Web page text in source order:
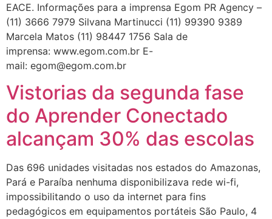
EACE. Informações para a imprensa Egom PR Agency –
(11) 3666 7979 Silvana Martinucci (11) 99390 9389
Marcela Matos (11) 98447 1756 Sala de
imprensa: www.egom.com.br E-
mail: egom@egom.com.br
Vistorias da segunda fase
do Aprender Conectado
alcançam 30% das escolas
Das 696 unidades visitadas nos estados do Amazonas,
Pará e Paraíba nenhuma disponibilizava rede wi-fi,
impossibilitando o uso da internet para fins
pedagógicos em equipamentos portáteis São Paulo, 4